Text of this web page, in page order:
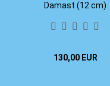
Damast (12 cm)
130,00 EUR